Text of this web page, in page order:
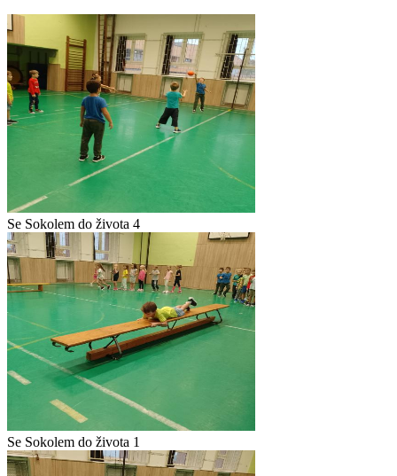
Se Sokolem do života 4
Se Sokolem do života 1